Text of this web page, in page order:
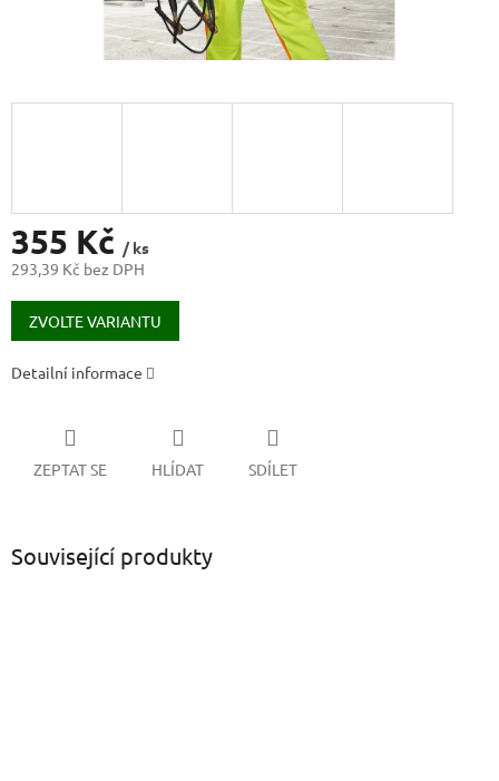
355 Kč / ks
293,39 Kč bez DPH
Měrná
cena:
ZVOLTE VARIANTU
Detailní informace
ZEPTAT SE HLÍDAT SDÍLET
Související produkty